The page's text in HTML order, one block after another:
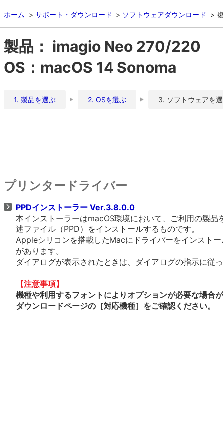
ホーム サポート・ダウンロード ソフトウェアダウンロード
製品： imagio Neo 270/220
OS：macOS 14 Sonoma
1. 製品を選ぶ 2. OSを選ぶ 3. ソフトウェアを
プリンタードライバー
PPDインストーラー Ver.3.8.0.0
本インストーラーはmacOS環境において、ご利用の製
述ファイル（PPD）をインストールするものです。
Appleシリコンを搭載したMacにドライバーをインスト
があります。
ダイアログが表示されたときは、ダイアログの指示に従
【注意事項】
機種や利用するフォントによりオプションが必要な場合
ダウンロードページの［対応機種］をご確認ください。